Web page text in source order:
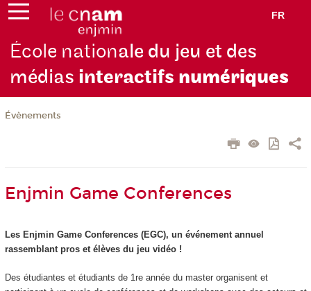
FR
École nationale du jeu et des
médias interactifs numériques
Évènements
Enjmin Game Conferences
Les Enjmin Game Conferences (EGC), un événement annuel
rassemblant pros et élèves du jeu vidéo !
Des étudiantes et étudiants de 1re année du master organisent et